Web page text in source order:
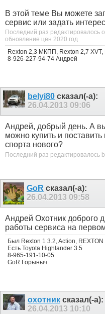
В этой теме Вы можете
сервис или задать
Последний раз редактировалось
обновление цен 2020 год
Rexton 2,3 МКПП, Rexton 2,7 XVT,
8-926-227-94-74 Андрей
belyi80 сказал(-а):
26.04.2013 09:06
Андрей, добрый день. А
можно купить и
спорта нового?
Последний раз редактировалось
GoR сказал(-а):
26.04.2013 09:58
Андрей Охотник доброго
работы сервиса на
Был Rexton 1 3.2, Action, REXTON
Есть Toyota Highlander 3.5
8-965-191-10-05
GoR Горыныч
охотник сказал(-а):
26.04.2013 10:10